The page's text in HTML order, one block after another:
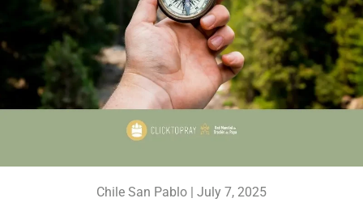
Chile San Pablo | July 7, 2025